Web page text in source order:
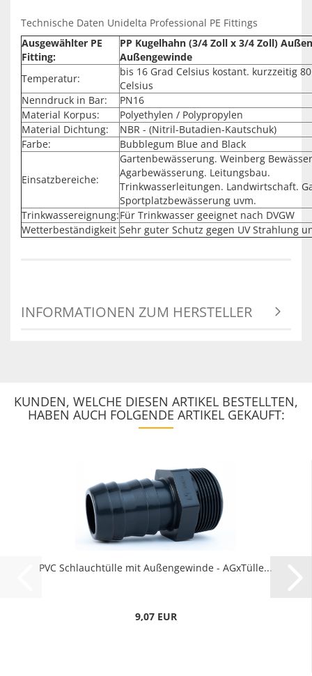
Technische Daten Unidelta Professional PE Fittings
Ausgewählter PE
Fitting:
PP Kugelhahn (3/4 Zoll x 3/4 Zoll)
Außengewinde
Temperatur:
bis 16 Grad Celsius kostant. kurzzeitig
Celsius
Nenndruck in Bar:
PN16
Material Korpus:
Polyethylen / Polypropylen
Material Dichtung:
NBR - (Nitril-Butadien-Kautschuk)
Farbe:
Bubblegum Blue and Black
Einsatzbereiche:
Gartenbewässerung. Weinberg
Agarbewässerung. Leitungsbau.
Trinkwasserleitungen. Landwirtschaft.
Sportplatzbewässerung uvm.
Trinkwassereignung:Für Trinkwasser geeignet nach DVGW
Wetterbeständigkeit Sehr guter Schutz gegen UV Strahlung
INFORMATIONEN ZUM HERSTELLER
KUNDEN, WELCHE DIESEN ARTIKEL BESTELLTEN,
HABEN AUCH FOLGENDE ARTIKEL GEKAUFT:
PVC Schlauchtülle mit Außengewinde - AGxTülle...
9,07 EUR